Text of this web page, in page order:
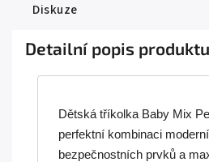
Diskuze
Detailní popis produktu
Dětská tříkolka Baby Mix
perfektní kombinaci
bezpečnostních prvků a